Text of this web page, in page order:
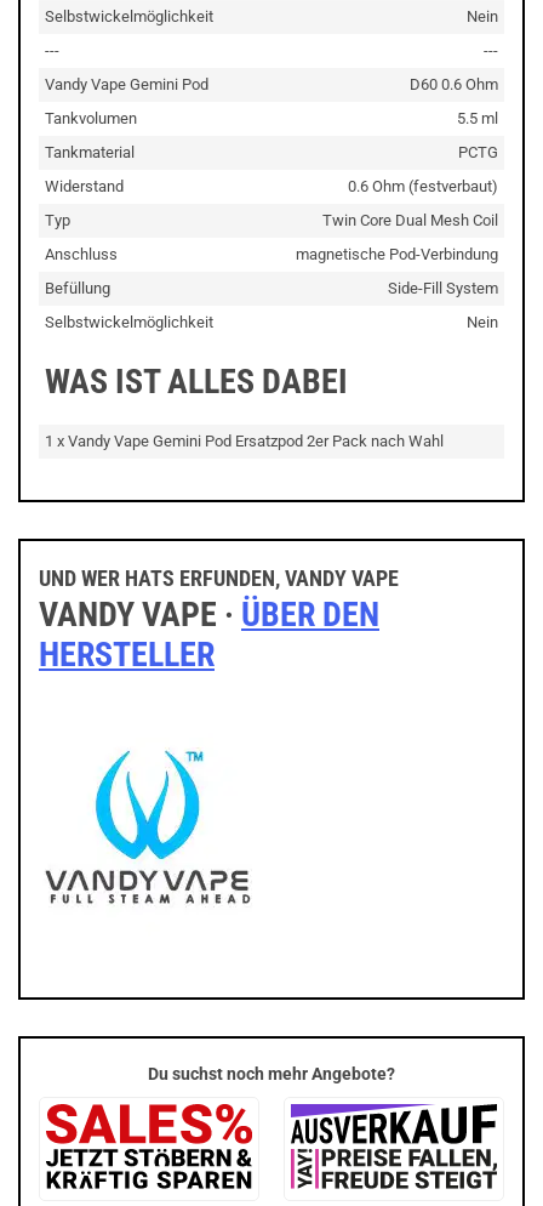
Selbstwickelmöglichkeit
Nein
---
---
Vandy Vape Gemini Pod
D60 0.6 Ohm
Tankvolumen
5.5 ml
Tankmaterial
PCTG
Widerstand
0.6 Ohm (festverbaut)
Typ
Twin Core Dual Mesh Coil
Anschluss
magnetische Pod-Verbindung
Befüllung
Side-Fill System
Selbstwickelmöglichkeit
Nein
WAS IST ALLES DABEI
1 x Vandy Vape Gemini Pod Ersatzpod 2er Pack nach Wahl
UND WER HATS ERFUNDEN, VANDY VAPE
VANDY VAPE · ÜBER DEN
HERSTELLER
Du suchst noch mehr Angebote?